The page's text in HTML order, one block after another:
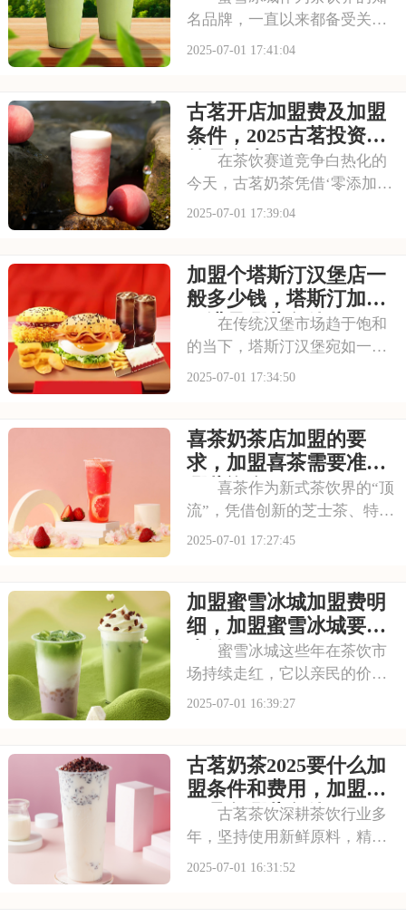
名品牌，一直以来都备受关
注。它以丰富的产品线和高性
班族，都是蜜雪冰城的忠实粉
丝。那么，加盟蜜雪冰城的费
用究竟是多少呢？下面
2025-07-01 17:41:04
古茗开店加盟费及加盟
条件，2025古茗投资预
算是多少
在茶饮赛道竞争白热化的
今天，古茗奶茶凭借‘零添加、
低糖健康’的差异化定位，深受
要多少钱？下面就来看看古茗
开店加盟费及加盟条件，2025
古茗投资预
2025-07-01 17:39:04
加盟个塔斯汀汉堡店一
般多少钱，塔斯汀加盟
要满足哪些条件
在传统汉堡市场趋于饱和
的当下，塔斯汀汉堡宛如一股
清流，以创新的姿态闯入大众
独特的商业模式所吸引，想要
借助塔斯汀的品牌力量开启自
己的创业之路。那么
2025-07-01 17:34:50
喜茶奶茶店加盟的要
求，加盟喜茶需要准备
哪些资金
喜茶作为新式茶饮界的“顶
流”，凭借创新的芝士茶、特色
果茶，还有时尚的门店设计，
多少钱？需要满足哪些条件？
以下是喜茶奶茶店加盟的要
求，加盟喜茶需要
2025-07-01 17:27:45
加盟蜜雪冰城加盟费明
细，加盟蜜雪冰城要多
少钱
蜜雪冰城这些年在茶饮市
场持续走红，它以亲民的价格
和丰富的产品线，覆盖了广泛
投资者心动不已。那么，加盟
蜜雪冰城需要多少费用呢？下
面就来看看加盟蜜雪
2025-07-01 16:39:27
古茗奶茶2025要什么加
盟条件和费用，加盟需
要具备哪些条件
古茗茶饮深耕茶饮行业多
年，坚持使用新鲜原料，精心
调配每一杯饮品，以稳定的品
2025-07-01 16:31:52